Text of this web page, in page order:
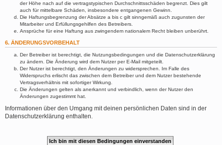
der Höhe nach auf die vertragstypischen Durchschnittsschäden begrenzt. Dies gilt
auch für mittelbare Schäden, insbesondere entgangenen Gewinn.
Die Haftungsbegrenzung der Absätze a bis c gilt sinngemäß auch zugunsten der
Mitarbeiter und Erfüllungsgehilfen des Betreibers.
Ansprüche für eine Haftung aus zwingendem nationalem Recht bleiben unberührt.
6. ÄNDERUNGSVORBEHALT
Der Betreiber ist berechtigt, die Nutzungsbedingungen und die Datenschutzerklärung
zu ändern. Die Änderung wird dem Nutzer per E-Mail mitgeteilt.
Der Nutzer ist berechtigt, den Änderungen zu widersprechen. Im Falle des
Widerspruchs erlischt das zwischen dem Betreiber und dem Nutzer bestehende
Vertragsverhältnis mit sofortiger Wirkung.
Die Änderungen gelten als anerkannt und verbindlich, wenn der Nutzer den
Änderungen zugestimmt hat.
Informationen über den Umgang mit deinen persönlichen Daten sind in der
Datenschutzerklärung enthalten.